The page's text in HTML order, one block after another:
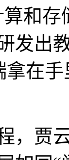
算和
发出
拿在手
，贾